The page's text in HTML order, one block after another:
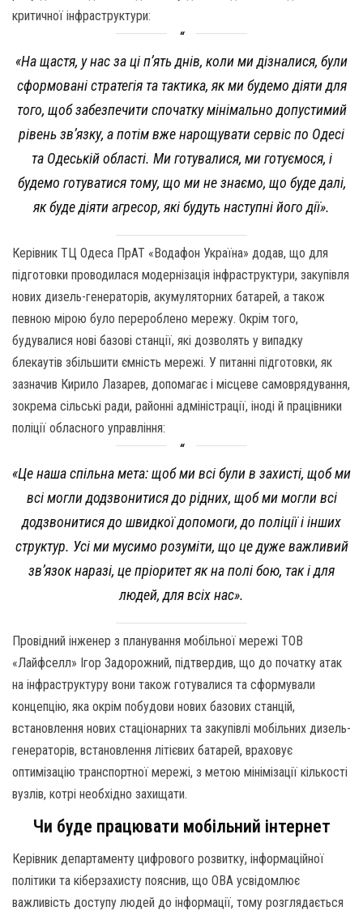
критичної інфраструктури:
«На щастя, у нас за ці п’ять днів, коли ми дізналися, були
сформовані стратегія та тактика, як ми будемо діяти для
того, щоб забезпечити спочатку мінімально допустимий
рівень зв’язку, а потім вже нарощувати сервіс по Одесі
та Одеській області. Ми готувалися, ми готуємося, і
будемо готуватися тому, що ми не знаємо, що буде далі,
як буде діяти агресор, які будуть наступні його дії».
Керівник ТЦ Одеса ПрАТ «Водафон Україна» додав, що для
підготовки проводилася модернізація інфраструктури, закупівля
нових дизель-генераторів, акумуляторних батарей, а також
певною мірою було перероблено мережу. Окрім того,
будувалися нові базові станції, які дозволять у випадку
блекаутів збільшити ємність мережі. У питанні підготовки, як
зазначив Кирило Лазарев, допомагає і місцеве самоврядування,
зокрема сільські ради, районні адміністрації, іноді й працівники
поліції обласного управління:
«Це наша спільна мета: щоб ми всі були в захисті, щоб ми
всі могли додзвонитися до рідних, щоб ми могли всі
додзвонитися до швидкої допомоги, до поліції і інших
структур. Усі ми мусимо розуміти, що це дуже важливий
зв’язок наразі, це пріоритет як на полі бою, так і для
людей, для всіх нас».
Провідний інженер з планування мобільної мережі ТОВ
«Лайфселл» Ігор Задорожний, підтвердив, що до початку атак
на інфраструктуру вони також готувалися та сформували
концепцію, яка окрім побудови нових базових станцій,
встановлення нових стаціонарних та закупівлі мобільних дизель-
генераторів, встановлення літієвих батарей, враховує
оптимізацію транспортної мережі, з метою мінімізації кількості
вузлів, котрі необхідно захищати.
Чи буде працювати мобільний інтернет
Керівник департаменту цифрового розвитку, інформаційної
політики та кіберзахисту пояснив, що ОВА усвідомлює
важливість доступу людей до інформації, тому розглядається